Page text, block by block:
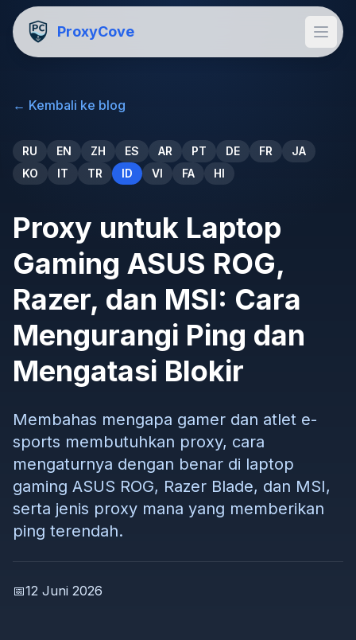
ProxyCove
← Kembali ke blog
RU EN ZH ES AR PT DE FR
JA
KO
IT TR ID VI FA HI
Proxy untuk Laptop
Gaming ASUS ROG,
Razer, dan MSI: Cara
Mengurangi Ping dan
Mengatasi Blokir
Membahas mengapa gamer dan atlet e-
sports membutuhkan proxy, cara
mengaturnya dengan benar di laptop
gaming ASUS ROG, Razer Blade, dan MSI,
serta jenis proxy mana yang memberikan
ping terendah.
📅12 Juni 2026